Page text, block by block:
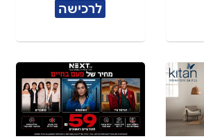
לרכישה